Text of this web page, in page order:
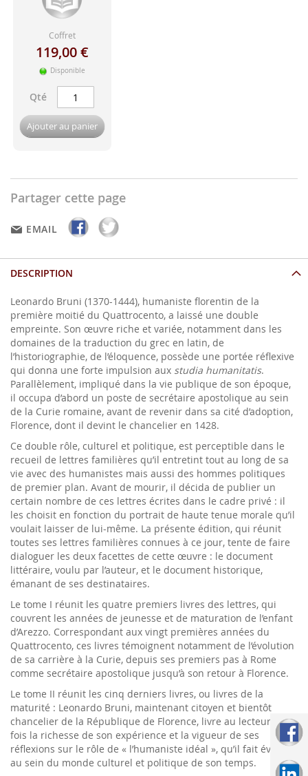
Coffret
119,00 €
Disponible
Qté
Ajouter au panier
Partager cette page
EMAIL
DESCRIPTION
Leonardo Bruni (1370-1444), humaniste florentin de la
première moitié du Quattrocento, a laissé une double
empreinte. Son œuvre riche et variée, notamment dans les
domaines de la traduction du grec en latin, de
l’historiographie, de l’éloquence, possède une portée réflexive
qui donna une forte impulsion aux studia humanitatis.
Parallèlement, impliqué dans la vie publique de son époque,
il occupa d’abord un poste de secrétaire apostolique au sein
de la Curie romaine, avant de revenir dans sa cité d’adoption,
Florence, dont il devint le chancelier en 1428.
Ce double rôle, culturel et politique, est perceptible dans le
recueil de lettres familières qu’il entretint tout au long de sa
vie avec des humanistes mais aussi des hommes politiques
de premier plan. Avant de mourir, il décida de publier un
certain nombre de ces lettres écrites dans le cadre privé : il
les choisit en fonction du portrait de haute tenue morale qu’il
voulait laisser de lui-même. La présente édition, qui réunit
toutes ses lettres familières connues à ce jour, tente de faire
dialoguer les deux facettes de cette œuvre : le document
littéraire, voulu par l’auteur, et le document historique,
émanant de ses destinataires.
Le tome I réunit les quatre premiers livres des lettres, qui
couvrent les années de jeunesse et de maturation de l’enfant
d’Arezzo. Correspondant aux vingt premières années du
Quattrocento, ces livres témoignent notamment de l’évolution
de sa carrière à la Curie, depuis ses premiers pas à Rome
comme secrétaire apostolique jusqu’à son retour à Florence.
Le tome II réunit les cinq derniers livres, ou livres de la
maturité : Leonardo Bruni, maintenant citoyen et bientôt
chancelier de la République de Florence, livre au lecteur à la
fois la richesse de son expérience et la vigueur de ses
réflexions sur le rôle de « l’humaniste idéal », qu’il fait évoluer
au sein du monde culturel et politique de son temps.